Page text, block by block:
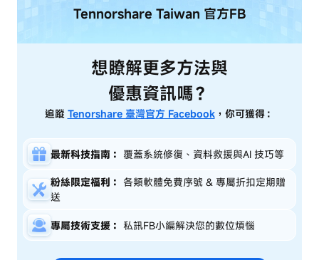
Tennorshare Taiwan 官方FB
想瞭解更多方法與
優惠資訊嗎？
追蹤 Tenorshare 臺灣官方 Facebook，你可獲得：
最新科技指南： 覆蓋系統修復、資料救援與AI 技巧等
粉絲限定福利： 各類軟體免費序號 & 專屬折扣定期贈
送
專屬技術支援： 私訊FB小編解決您的數位煩惱